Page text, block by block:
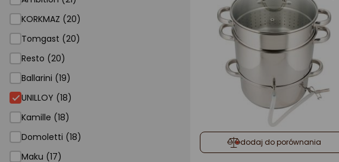
KORKMAZ (20)
Tomgast (20)
Resto (20)
Ballarini (19)
UNILLOY (18)
Kamille (18)
Domoletti (18)
Maku (17)
dodaj do porównania